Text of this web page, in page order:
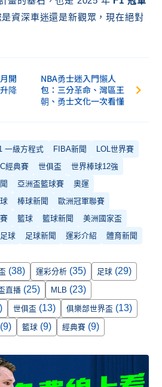
資深車迷還是新觀眾，現在絕對
開
降
NBA勇士迷入門懶人
包：三分革命、灣區王
朝、勇士文化一次看懂
一級方程式 FIBA新聞
LOL世界賽
經典賽 世俱盃
世界棒球12強
亞洲盃籃球賽
奧運
棒球新聞
歐洲冠軍聯賽
籃球 籃球新聞
美洲國家盃
足球 足球新聞 運彩介紹 體育新聞
(38) 運彩分析 (35) 足球 (29)
直播 (25) MLB (23)
世俱盃 (13) 俱樂部世界盃 (13)
(9) 籃球 (9) 經典賽 (9)